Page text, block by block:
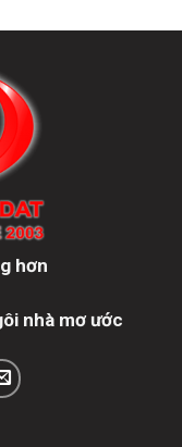
hơn
nhà mơ ước